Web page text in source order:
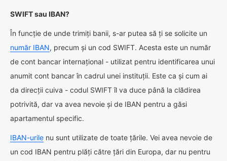
SWIFT sau IBAN?
În funcție de unde trimiți banii, s-ar putea să ți se solicite un
număr IBAN, precum și un cod SWIFT. Acesta este un număr
de cont bancar internațional - utilizat pentru identificarea unui
anumit cont bancar în cadrul unei instituții. Este ca și cum ai
da direcții cuiva - codul SWIFT îl va duce până la clădirea
potrivită, dar va avea nevoie și de IBAN pentru a găsi
apartamentul specific.
IBAN-urile nu sunt utilizate de toate țările. Vei avea nevoie de
un cod IBAN pentru plăți către țări din Europa, dar nu pentru